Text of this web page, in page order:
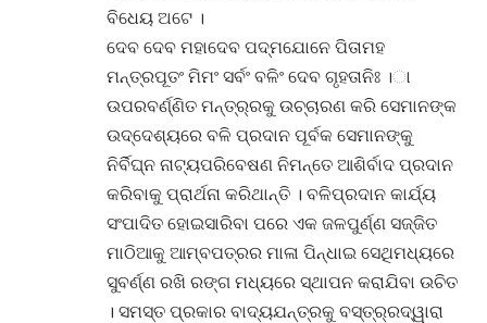
ବିଧେୟ ଅଟେ ।
ଦେବ ଦେବ ମହାଦେବ ପଦ୍ମଯୋନେ ପିତାମହ
ମନ୍ତ୍ରପୂତଂ ମିମଂ ସର୍ବଂ ବଳିଂ ଦେବ ଗୃହତାନିଃ ।ା
ଉପରବର୍ଣ୍ଣିତ ମନ୍ତ୍ର୍ରକୁ ଉଚ୍ଚାରଣ କରି ସେମାନଙ୍କ
ଉଦ୍ଦେଶ୍ୟରେ ବଳି ପ୍ରଦାନ ପୂର୍ବକ ସେମାନଙ୍କୁ
ନିର୍ବିଘ୍ନ ନାଟ୍ୟପରିବେଷଣ ନିମନ୍ତେ ଆଶିର୍ବାଦ ପ୍ରଦାନ
କରିବାକୁ ପ୍ରାର୍ଥନା କରିଥାନ୍ତି । ବଳିପ୍ରଦାନ କାର୍ଯ୍ୟ
ସଂପାଦିତ ହୋଇସାରିବା ପରେ ଏକ ଜଳପୁର୍ଣ୍ଣ ସଜ୍ଜିତ
ମାଠିଆକୁ ଆମ୍ବପତ୍ରର ମାଳା ପିନ୍ଧାଇ ସେଥିମଧ୍ୟରେ
ସୁବର୍ଣ୍ଣ ରଖି ରଙ୍ଗ ମଧ୍ୟରେ ସ୍ଥାପନ କରାଯିବା ଉଚିତ
। ସମସ୍ତ ପ୍ରକାର ବାଦ୍ୟଯନ୍ତ୍ରକୁ ବସ୍ତ୍ର୍ରଦ୍ୱାରା